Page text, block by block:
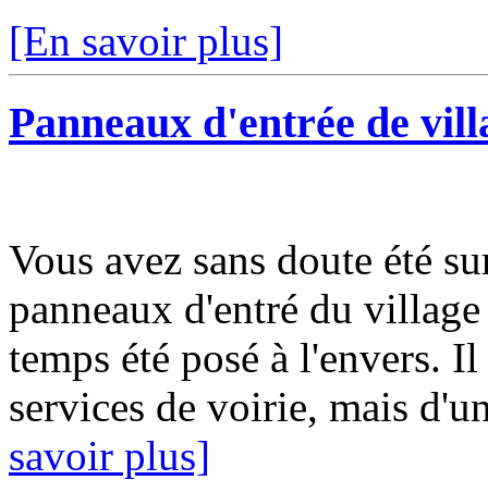
[En savoir plus]
Panneaux d'entrée de
Vous avez sans doute été
panneaux d'entré du
temps été posé à l'envers.
services de voirie, mais
savoir plus]